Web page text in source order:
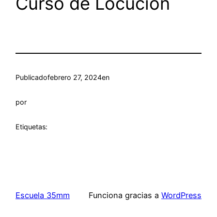
Publicadofebrero 27, 2024en
por
Etiquetas:
Escuela 35mm Funciona gracias a WordPress